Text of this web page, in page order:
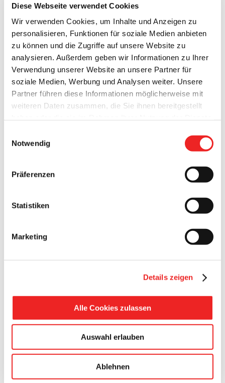
Diese Webseite verwendet Cookies
Wir verwenden Cookies, um Inhalte und Anzeigen zu
personalisieren, Funktionen für soziale Medien anbieten
zu können und die Zugriffe auf unsere Website zu
analysieren. Außerdem geben wir Informationen zu Ihrer
Verwendung unserer Website an unsere Partner für
soziale Medien, Werbung und Analysen weiter. Unsere
Partner führen diese Informationen möglicherweise mit
weiteren Daten zusammen, die Sie ihnen bereitgestellt
werden auch bei der Auswahl von
gesetzt.
Notwendig
Präferenzen
Statistiken
Marketing
Details zeigen
Alle Cookies zulassen
Auswahl erlauben
Ablehnen
20. Dezember 2018
Bekanntmachung Satzungsbeschluss für das neue
Wohnbaugebiet in Neuland-Brinkstraße
Der Satzungsbeschluss für das neu geplante
Wohnbaugebiet "Neuland (Brinkstraße)" wird hiermit
veröffentlicht. Der Inhalt der amtlichen Bekanntmachung ist
dem beigefügten Dokument zu entnehmen! Dokument hier
Für die 38. Änderung des Flächennutzungsplanes (Bereich
Bekanntmachung des Feststellungsbeschlusses. Nähere
Informationen entnehmen Sie bitte dem beigefügten
Dokument. Hier herunterladen ⇒